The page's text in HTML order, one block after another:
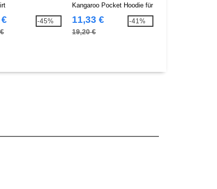
-45%
Kangaroo Pocket Hoodie für
11,33 €
19,20 €
-41%